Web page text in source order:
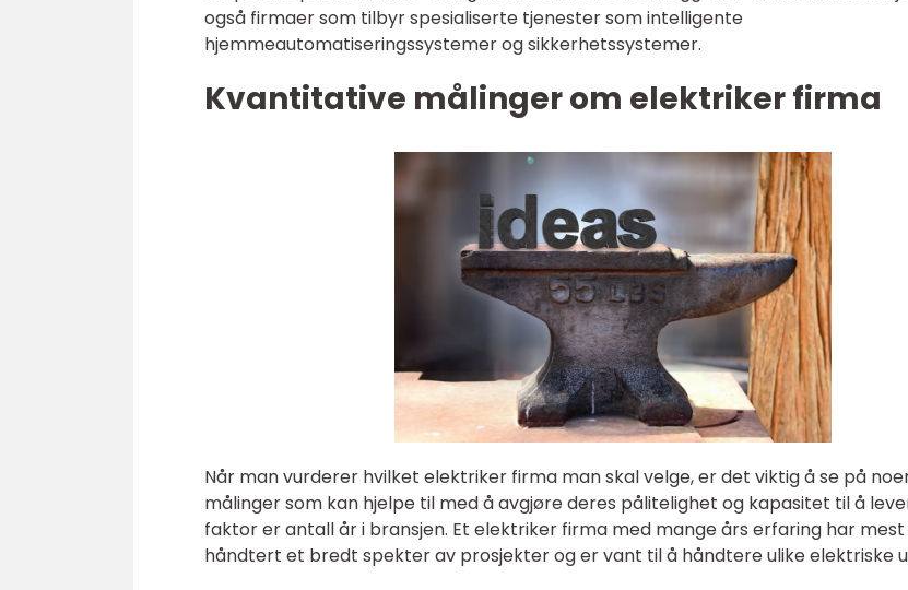
også firmaer som tilbyr spesialiserte tjenester som intelligente
hjemmeautomatiseringssystemer og sikkerhetssystemer.
Kvantitative målinger om elektriker firma
Når man vurderer hvilket elektriker firma man skal velge, er det viktig å se på
målinger som kan hjelpe til med å avgjøre deres pålitelighet og kapasitet til å
faktor er antall år i bransjen. Et elektriker firma med mange års erfaring har mest
håndtert et bredt spekter av prosjekter og er vant til å håndtere ulike elektriske